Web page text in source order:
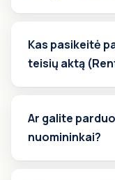
Kas pasikeitė
teisių aktą
Ar galite
nuomininkai?